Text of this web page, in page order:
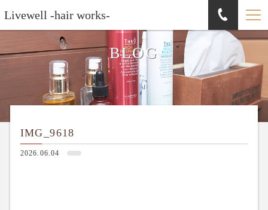
Livewell -hair works-
BLOG
IMG_9618
2026.06.04